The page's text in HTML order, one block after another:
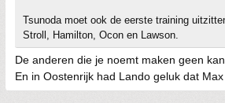
Tsunoda moet ook de eerste training
Stroll, Hamilton, Ocon en Lawson.
De anderen die je noemt maken geen
En in Oostenrijk had Lando geluk dat